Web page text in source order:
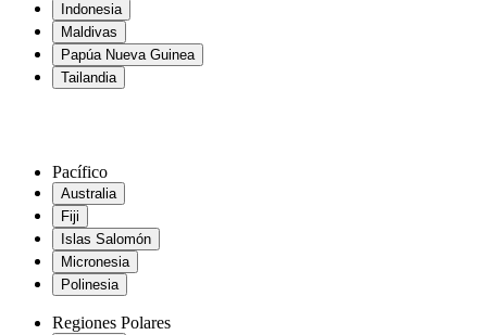
Indonesia
Maldivas
Papúa Nueva Guinea
Tailandia
Pacífico
Australia
Fiji
Islas Salomón
Micronesia
Polinesia
Regiones Polares